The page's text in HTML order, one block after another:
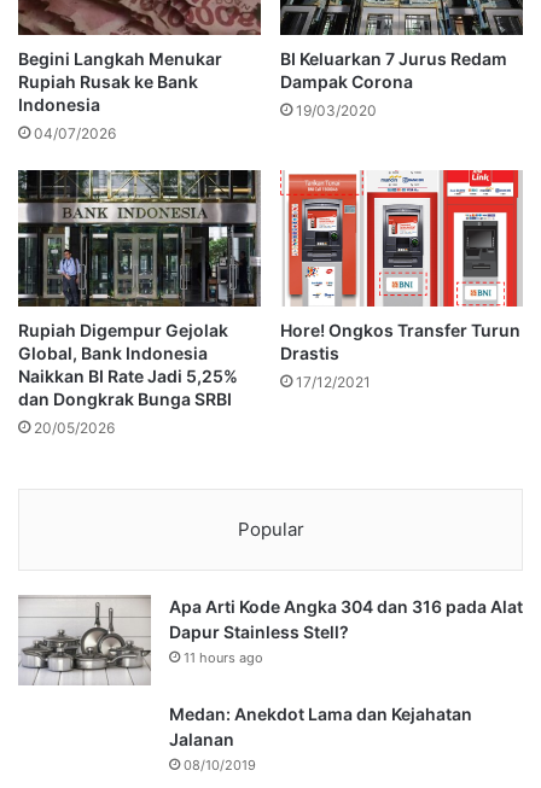
Begini Langkah Menukar
Rupiah Rusak ke Bank
Indonesia
04/07/2026
BI Keluarkan 7 Jurus Redam
Dampak Corona
19/03/2020
Rupiah Digempur Gejolak
Global, Bank Indonesia
Naikkan BI Rate Jadi 5,25%
dan Dongkrak Bunga SRBI
20/05/2026
Hore! Ongkos Transfer Turun
Drastis
17/12/2021
Popular
Apa Arti Kode Angka 304 dan 316 pada Alat
Dapur Stainless Stell?
11 hours ago
Medan: Anekdot Lama dan Kejahatan
Jalanan
08/10/2019